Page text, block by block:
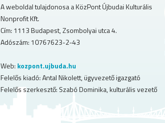
A weboldal tulajdonosa a KözPont Újbudai Kulturális
Nonprofit Kft.
Cím: 1113 Budapest, Zsombolyai utca 4.
Adószám: 10767623-2-43
Web: kozpont.ujbuda.hu
Felelős kiadó: Antal Nikolett, ügyvezető igazgató
Felelős szerkesztő: Szabó Dominika, kulturális vezető